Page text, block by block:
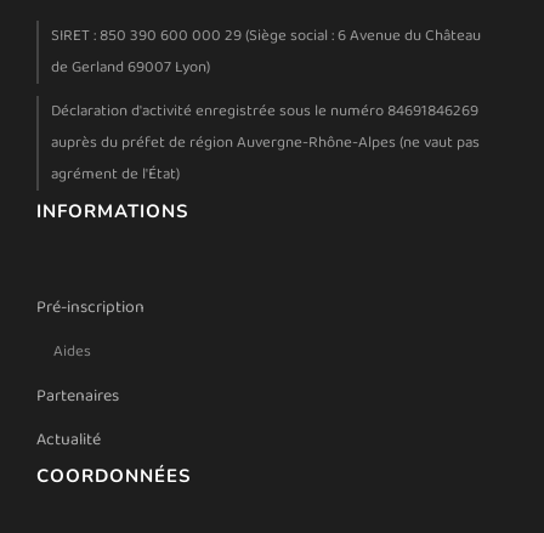
SIRET : 850 390 600 000 29 (Siège social : 6 Avenue du Château
de Gerland 69007 Lyon)
Déclaration d'activité enregistrée sous le numéro 84691846269
auprès du préfet de région Auvergne-Rhône-Alpes (ne vaut pas
agrément de l'État)
INFORMATIONS
Pré-inscription
Aides
Partenaires
Actualité
COORDONNÉES